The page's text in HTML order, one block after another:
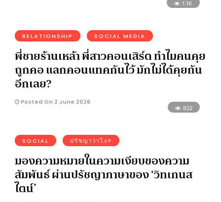
1.1K
RELATIONSHIP SOCIAL MEDIA
พี่ชายร้านเหล้า พี่สาวคอนเสิร์ต ทำไมคนคุย
ถูกคอ แลกคอนแทคกันไว้ มักไม่ได้คุยกัน
อีกเลย?
Posted On 2 June 2026
822
SOCIAL ปรัชญาว่าไง?
มองความหมายในความเงียบของความ
สัมพันธ์ ผ่านปรัชญาภาษาของ ‘วิทเกนส
ไตน์’